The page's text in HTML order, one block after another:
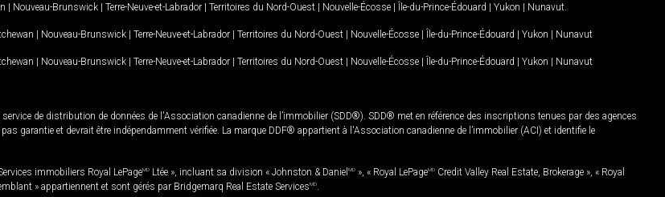
| Nouveau-Brunswick | Terre-Neuve-et-Labrador | Territoires du Nord-Ouest | Nouvelle-Écosse | Île-du-Prince-Édouard | Yukon | Nunavut
| Nouveau-Brunswick | Terre-Neuve-et-Labrador | Territoires du Nord-Ouest | Nouvelle-Écosse | Île-du-Prince-Édouard | Yukon | Nunavut
| Nouveau-Brunswick | Terre-Neuve-et-Labrador | Territoires du Nord-Ouest | Nouvelle-Écosse | Île-du-Prince-Édouard | Yukon | Nunavut
service de distribution de données de l'Association canadienne de l’immobilier (SDD®). SDD® met en référence des inscriptions tenues par des agences
garantie et devrait être indépendamment vérifiée. La marque DDF® appartient à l'Association canadienne de l’immobilier (ACI) et identifie le
immobiliers Royal LePageMD Ltée », incluant sa division « Johnston & Daniel MD », « Royal LePageMD Credit Valley Real Estate, Brokerage », « Royal
» appartiennent et sont gérés par Bridgemarq Real Estate ServicesMD